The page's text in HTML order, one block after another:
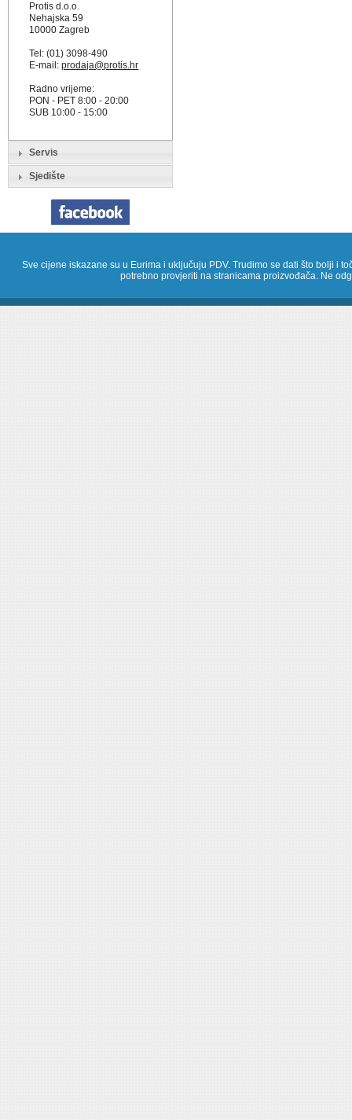
Protis d.o.o.
Nehajska 59
10000 Zagreb
Tel: (01) 3098-490
E-mail:prodaja@protis.hr
Radno vrijeme:
PON - PET 8:00 - 20:00
SUB 10:00 - 15:00
Servis
Sjedište
Sve cijene iskazane su u Eurima i uključuju PDV. Trudimo se dati što bolji i
potrebno provjeriti na stranicama proizvođača. Ne